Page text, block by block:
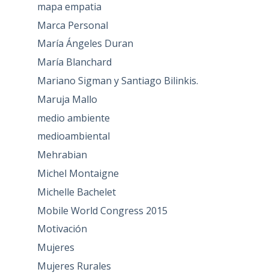
mapa empatia
Marca Personal
María Ángeles Duran
María Blanchard
Mariano Sigman y Santiago Bilinkis.
Maruja Mallo
medio ambiente
medioambiental
Mehrabian
Michel Montaigne
Michelle Bachelet
Mobile World Congress 2015
Motivación
Mujeres
Mujeres Rurales